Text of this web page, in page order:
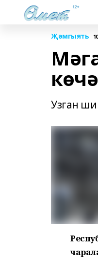
Җәмгыять
Узган